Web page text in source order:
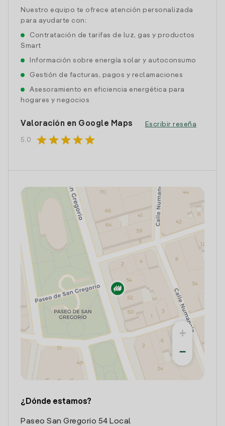
Nuestro equipo te ofrece atención personalizada
para ayudarte con:
Contratación de tarifas de luz, gas y productos
Smart
Información sobre energía solar y autoconsumo
Gestión de facturas, pagos y reclamaciones
Asesoramiento en eficiencia energética para
hogares y negocios
Valoración en Google Maps
5.0 starstarstarstarstar
Escribir reseña
+
−
¿Dónde estamos?
Paseo San Gregorio 54 Local